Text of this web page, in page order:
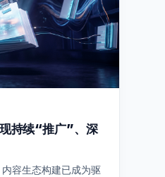
持续“推广”、深
容生态构建已成为驱